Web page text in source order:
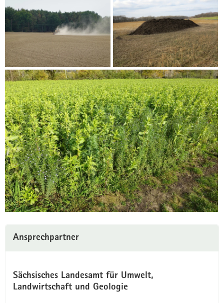
Ansprechpartner
Sächsisches Landesamt für Umwelt,
Landwirtschaft und Geologie